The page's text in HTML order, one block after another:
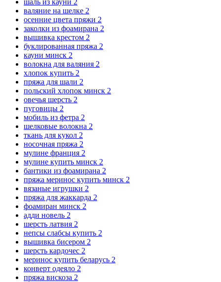
валяние на шелке 2
осенние цвета пряжи 2
заколки из фоамирана 2
вышивка крестом 2
буклированная пряжа 2
кауни минск 2
волокна для валяния 2
хлопок купить 2
пряжа для шали 2
польский хлопок минск 2
овечья шерсть 2
пуговицы 2
мобиль из фетра 2
шелковые волокна 2
ткань для кукол 2
носочная пряжа 2
мулине франция 2
мулине купить минск 2
бантики из фоамирана 2
пряжа меринос купить минск 2
вязаные игрушки 2
пряжа для жаккарда 2
фоамиран минск 2
адди новель 2
шерсть латвия 2
непсы слабсы купить 2
вышивка бисером 2
шерсть кардочес 2
меринос купить беларусь 2
конверт одеяло 2
пряжа вискоза 2